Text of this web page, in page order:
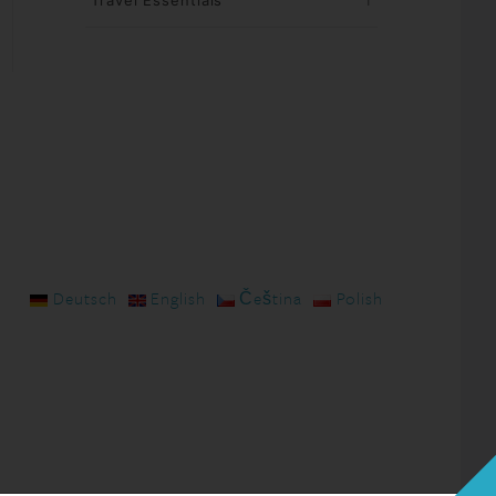
Deutsch English Čeština Polish